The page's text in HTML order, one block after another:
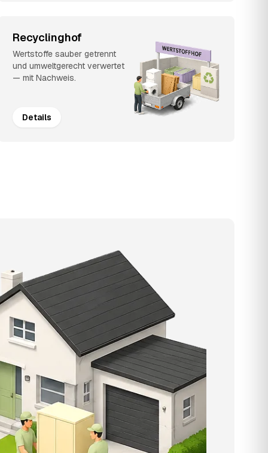
Recyclinghof
Wertstoffe sauber getrennt
und umweltgerecht verwertet
— mit Nachweis.
Details